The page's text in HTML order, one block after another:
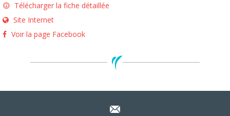
Télécharger la fiche détaillée
Site Internet
Voir la page Facebook